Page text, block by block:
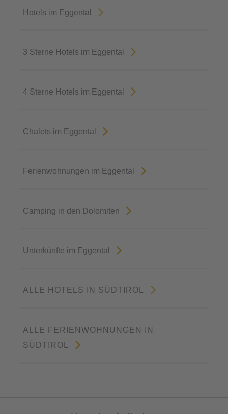
Hotels im Eggental
3 Sterne Hotels im Eggental
4 Sterne Hotels im Eggental
Chalets im Eggental
Ferienwohnungen im Eggental
Camping in den Dolomiten
Unterkünfte im Eggental
ALLE HOTELS IN SÜDTIROL
ALLE FERIENWOHNUNGEN IN
SÜDTIROL